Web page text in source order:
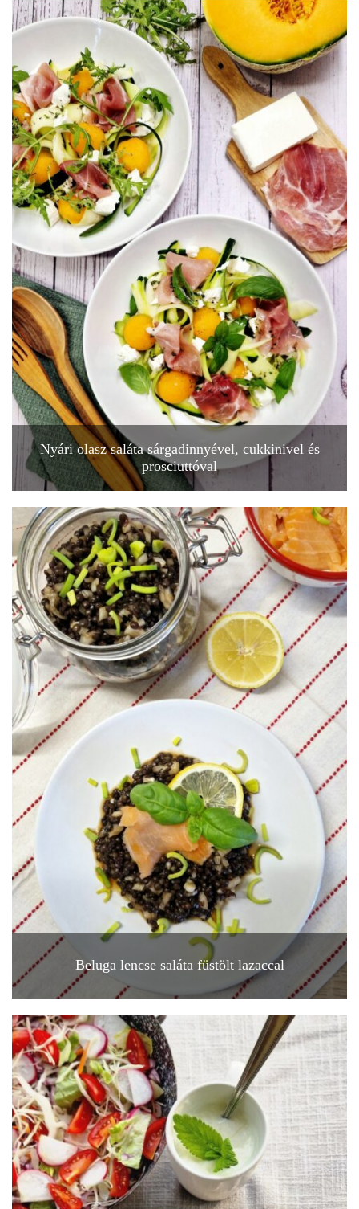
Nyári olasz saláta sárgadinnyével, cukkinivel és
prosciuttóval
Beluga lencse saláta füstölt lazaccal